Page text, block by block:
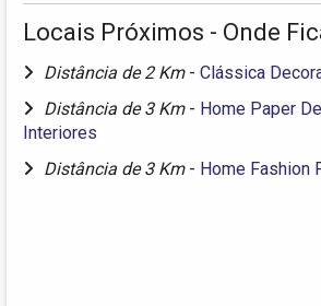
Locais Próximos - Onde
Distância de 2 Km - Clássica
Distância de 3 Km - Home Paper
Interiores
Distância de 3 Km - Home Fashion